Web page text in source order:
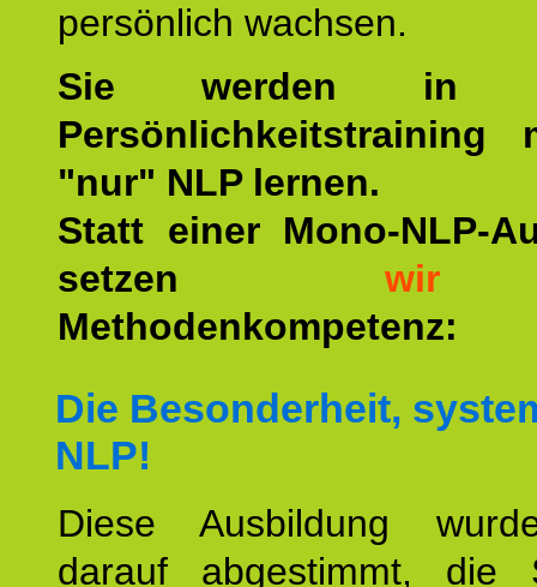
persönlich wachsen.
Sie werden in
Persönlichkeitstraining
"nur" NLP lernen.
Statt einer Mono-NLP-
setzen wir
Methodenkompetenz:
Die Besonderheit,
NLP!
Diese Ausbildung
darauf abgestimmt, die